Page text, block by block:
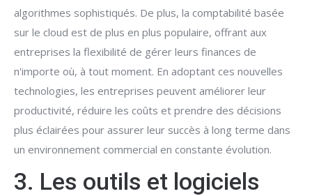
algorithmes sophistiqués. De plus, la comptabilité basée
sur le cloud est de plus en plus populaire, offrant aux
entreprises la flexibilité de gérer leurs finances de
n'importe où, à tout moment. En adoptant ces nouvelles
technologies, les entreprises peuvent améliorer leur
productivité, réduire les coûts et prendre des décisions
plus éclairées pour assurer leur succès à long terme dans
un environnement commercial en constante évolution.
3. Les outils et logiciels